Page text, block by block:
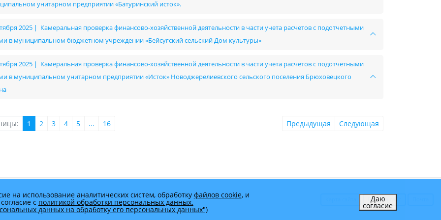
унитарном предприятии «Батуринский исток».
2025 | Камеральная проверка финансово-хозяйственной деятельности в части учета расчетов с подотчетными
в муниципальном бюджетном учреждении «Бейсугский сельский Дом культуры»
2025 | Камеральная проверка финансово-хозяйственной деятельности в части учета расчетов с подотчетными
в муниципальном унитарном предприятии «Исток» Новоджерелиевского сельского поселения Брюховецкого
1 2 3 4 5 ... 16 Предыдущая Следующая
Вход на сайт
на использование аналитических систем, обработку файлов cookie, и
с политикой обработки персональных данных.
данных на обработку его персональных данных")
Даю
согласие